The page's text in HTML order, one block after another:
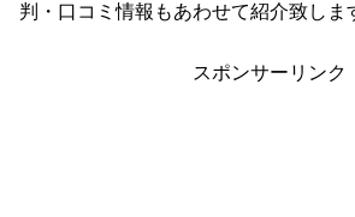
判・口コミ情報もあわせて紹介致しま
スポンサーリンク